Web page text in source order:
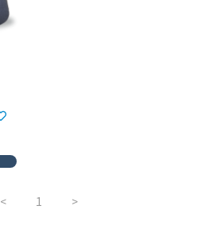
< 1 >